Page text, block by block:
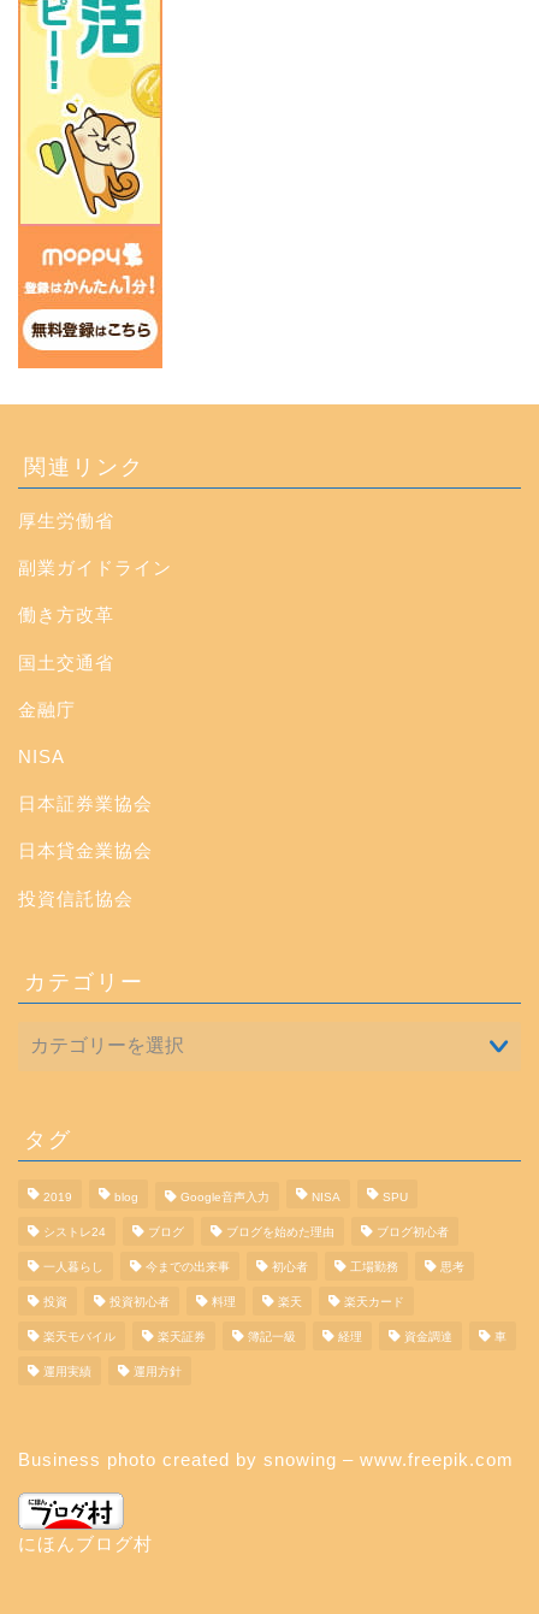
関連リンク
厚生労働省
副業ガイドライン
働き方改革
国土交通省
金融庁
NISA
日本証券業協会
日本貸金業協会
投資信託協会
カテゴリー
タグ
2019 blog Google音声入力 NISA SPU
シストレ24 ブログ ブログを始めた理由 ブログ初心者
一人暮らし 今までの出来事 初心者 工場勤務 思考
投資 投資初心者 料理 楽天 楽天カード
楽天モバイル 楽天証券 簿記一級 経理 資金調達 車
運用実績 運用方針
Business photo created by snowing – www.freepik.com
にほんブログ村